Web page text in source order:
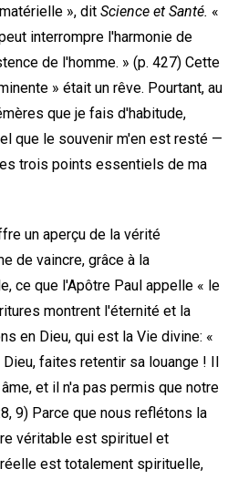
», dit Science et Santé. «
interrompre l'harmonie de
de l'homme. » (p. 427) Cette
» était un rêve. Pourtant, au
que je fais d'habitude,
que le souvenir m'en est resté —
trois points essentiels de ma
un aperçu de la vérité
de vaincre, grâce à la
ce que l'Apôtre Paul appelle « le
montrent l'éternité et la
en Dieu, qui est la Vie divine: «
faites retentir sa louange ! Il
et il n'a pas permis que notre
9) Parce que nous reflétons la
véritable est spirituel et
est totalement spirituelle,